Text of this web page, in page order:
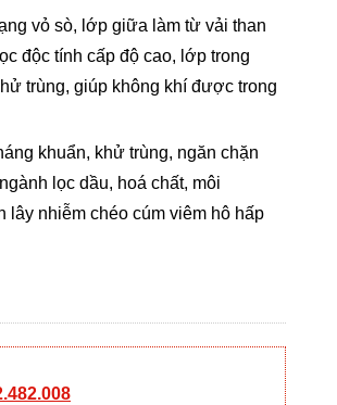
vỏ sò, lớp giữa làm từ vải than
độc tính cấp độ cao, lớp trong
trùng, giúp không khí được trong
khuẩn, khử trùng, ngăn chặn
lọc dầu, hoá chất, môi
lây nhiễm chéo cúm viêm hô hấp